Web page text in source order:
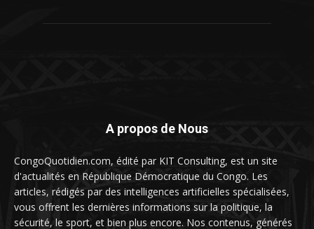
A propos de Nous
CongoQuotidien.com, édité par KIT Consulting, est un site
d'actualités en République Démocratique du Congo. Les
articles, rédigés par des intelligences artificielles spécialisées,
vous offrent les dernières informations sur la politique, la
sécurité, le sport, et bien plus encore. Nos contenus, générés